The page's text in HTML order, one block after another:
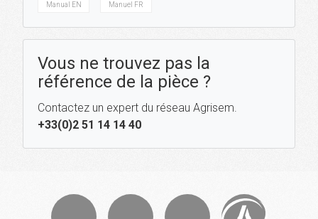
Manual EN Manuel FR
Vous ne trouvez pas la
référence de la pièce ?
Contactez un expert du réseau Agrisem.
+33(0)2 51 14 14 40